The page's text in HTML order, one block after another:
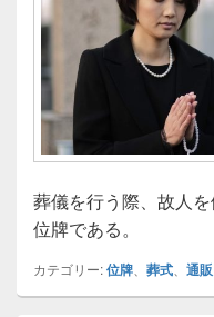
葬儀を行う際、故人
位牌である。
カテゴリー:位牌 葬式 通販